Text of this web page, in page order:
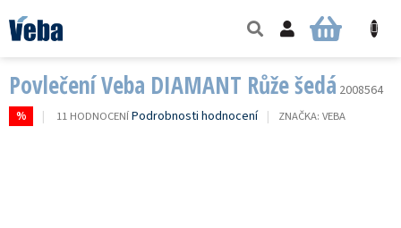
na
obsah
NÁKUPNÍ
Povlečení Veba DIAMANT Růže šedá 2008564
%
PRŮMĚRNÉ
11 HODNOCENÍPodrobnosti hodnocení ZNAČKA: VEBA